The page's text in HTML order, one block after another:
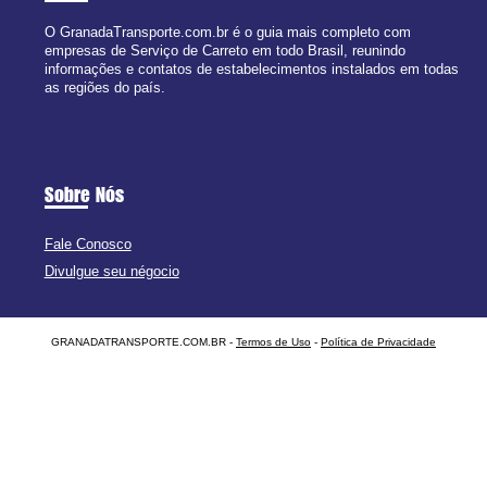
O GranadaTransporte.com.br é o guia mais completo com
empresas de Serviço de Carreto em todo Brasil, reunindo
informações e contatos de estabelecimentos instalados em todas
as regiões do país.
Sobre Nós
Fale Conosco
Divulgue seu négocio
GRANADATRANSPORTE.COM.BR - Termos de Uso - Política de Privacidade